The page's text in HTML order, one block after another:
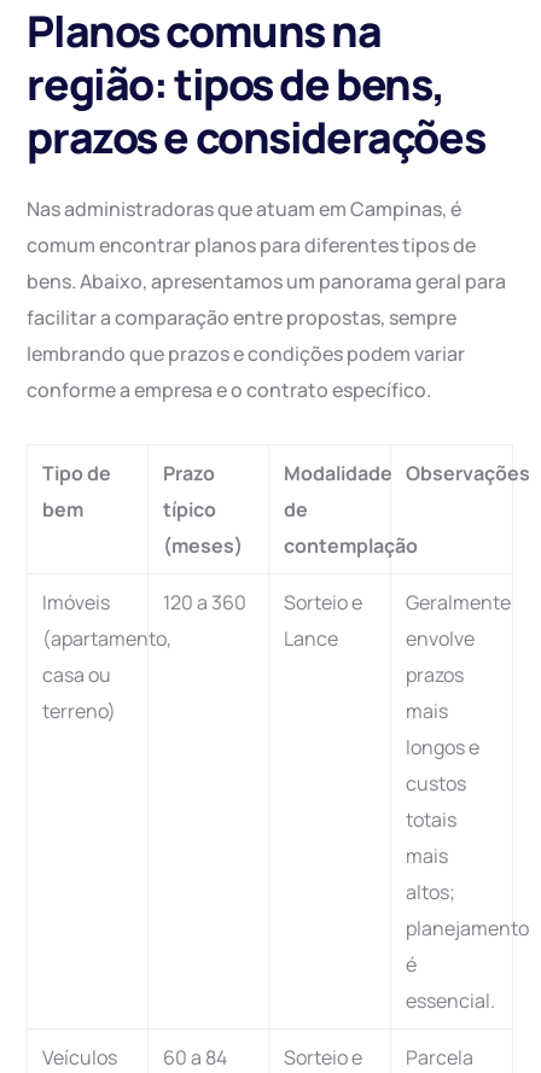
Planos comuns na
região: tipos de bens,
prazos e considerações
Nas administradoras que atuam em Campinas, é
comum encontrar planos para diferentes tipos de
bens. Abaixo, apresentamos um panorama geral para
facilitar a comparação entre propostas, sempre
lembrando que prazos e condições podem variar
conforme a empresa e o contrato específico.
Tipo de
bem
Prazo
típico
(meses)
Modalidade
de
contemplação
Observações
Imóveis
(apartamento,
casa ou
terreno)
120 a 360
Sorteio e
Lance
Geralmente
envolve
prazos
mais
longos e
custos
totais
mais
altos;
planejamento
é
essencial.
Veículos
60 a 84
Sorteio e
Parcela